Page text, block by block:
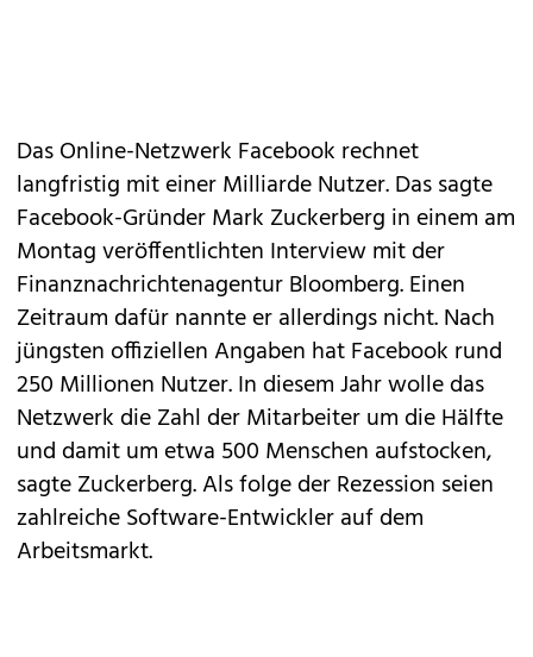
Das Online-Netzwerk Facebook rechnet
langfristig mit einer Milliarde Nutzer. Das sagte
Facebook-Gründer Mark Zuckerberg in einem am
Montag veröffentlichten Interview mit der
Finanznachrichtenagentur Bloomberg. Einen
Zeitraum dafür nannte er allerdings nicht. Nach
jüngsten offiziellen Angaben hat Facebook rund
250 Millionen Nutzer. In diesem Jahr wolle das
Netzwerk die Zahl der Mitarbeiter um die Hälfte
und damit um etwa 500 Menschen aufstocken,
sagte Zuckerberg. Als folge der Rezession seien
zahlreiche Software-Entwickler auf dem
Arbeitsmarkt.